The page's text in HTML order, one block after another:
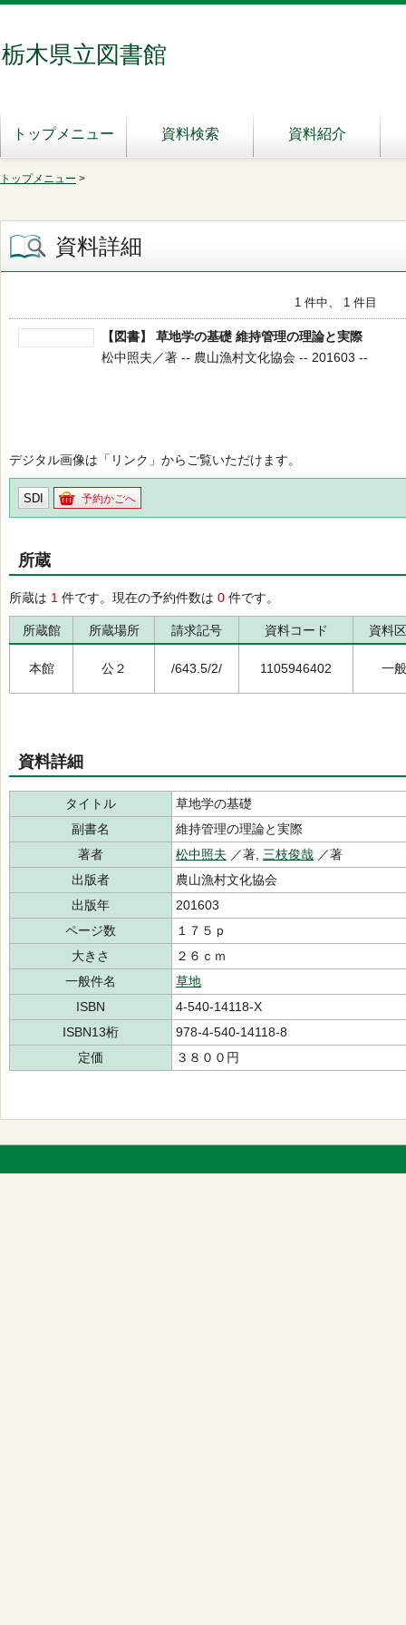
栃木県立図書館
トップメニュー 資料検索 資料紹介
トップメニュー >
資料詳細
1 件中、 1 件目
【図書】 草地学の基礎 維持管理の理論と実際
松中照夫／著 -- 農山漁村文化協会 -- 201603 --
デジタル画像は「リンク」からご覧いただけます。
SDI 予約かごへ
所蔵
所蔵は 1 件です。現在の予約件数は 0 件です。
所蔵館 所蔵場所 請求記号 資料コード 資料
本館 公２ /643.5/2/ 1105946402 一般
資料詳細
タイトル
草地学の基礎
副書名
維持管理の理論と実際
著者
松中照夫 ／著, 三枝俊哉 ／著
出版者
農山漁村文化協会
出版年
201603
ページ数
１７５ｐ
大きさ
２６ｃｍ
一般件名
草地
ISBN
4-540-14118-X
ISBN13桁
978-4-540-14118-8
定価
３８００円